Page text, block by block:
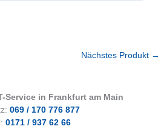
Nächstes Produkt →
Service in Frankfurt am Main
069 / 170 776 877
0171 / 937 62 66